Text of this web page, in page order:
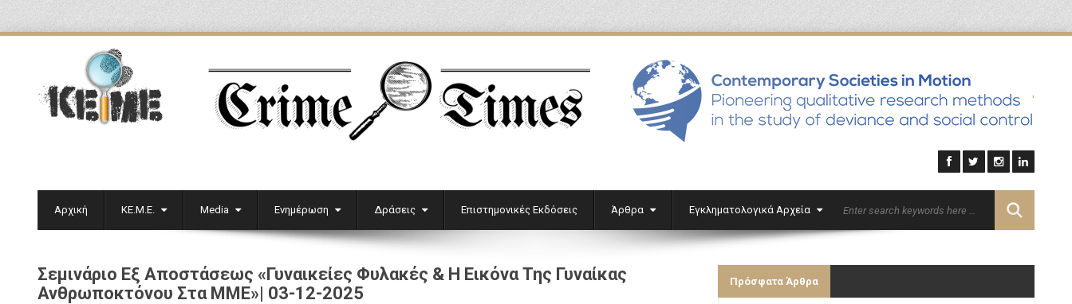
' '
Αρχική ΚΕ.Μ.Ε. Media Ενημέρωση Δράσεις Επιστημονικές Εκδόσεις Άρθρα Εγκληματολογικά Αρχεία Επικοινωνία English
Σεμινάριο Εξ Αποστάσεως «Γυναικείες Φυλακές & Η Εικόνα Της Γυναίκας
Ανθρωποκτόνου Στα ΜΜΕ»| 03-12-2025
Πρόσφατα Άρθρα